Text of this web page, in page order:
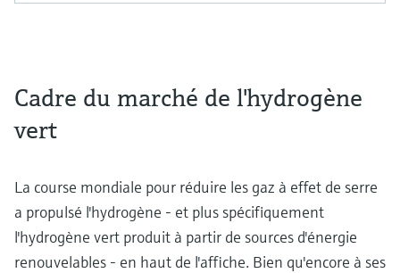
Cadre du marché de l'hydrogène
vert
La course mondiale pour réduire les gaz à effet de serre
a propulsé l'hydrogène - et plus spécifiquement
l'hydrogène vert produit à partir de sources d'énergie
renouvelables - en haut de l'affiche. Bien qu'encore à ses